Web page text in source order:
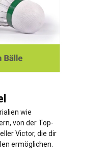
wie
von der Top-
Victor, die dir
ermöglichen.